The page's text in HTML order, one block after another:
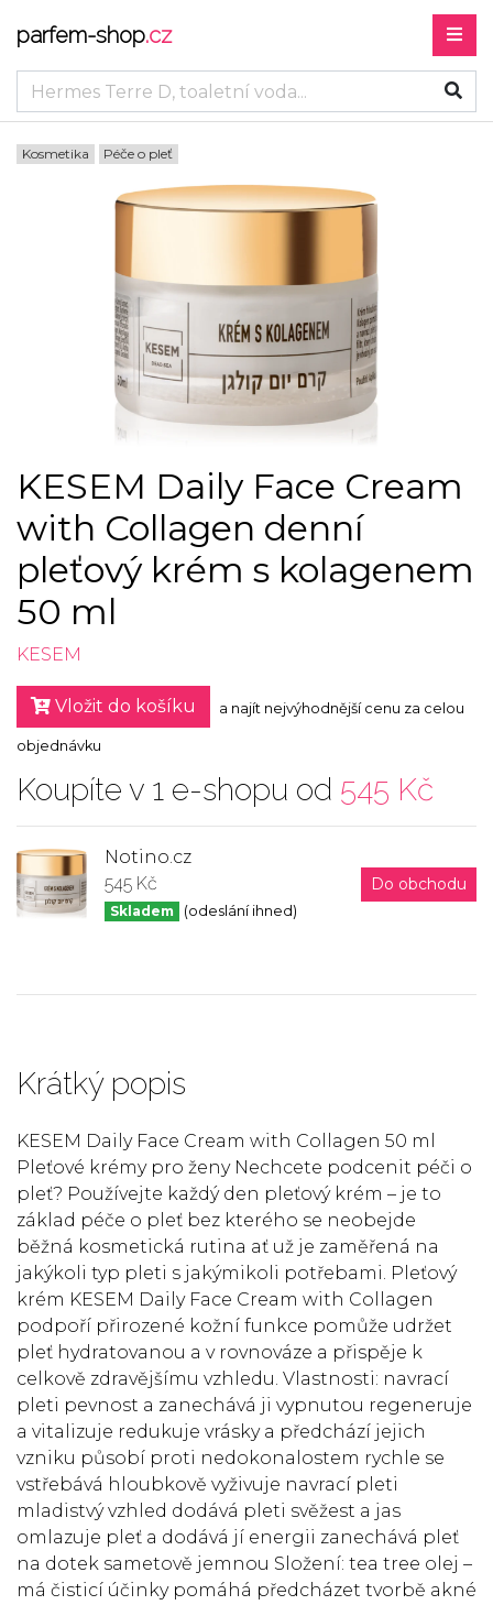
parfem-shop.cz
Kosmetika Péče o pleť
KESEM Daily Face Cream
with Collagen denní
pleťový krém s kolagenem
50 ml
KESEM
Vložit do košíku a najít nejvýhodnější cenu za celou
objednávku
Koupíte v 1 e-shopu od 545 Kč
Notino.cz
545 Kč
Skladem (odeslání ihned)
Do obchodu
Krátký popis
KESEM Daily Face Cream with Collagen 50 ml
Pleťové krémy pro ženy Nechcete podcenit péči o
pleť? Používejte každý den pleťový krém – je to
základ péče o pleť bez kterého se neobejde
běžná kosmetická rutina ať už je zaměřená na
jakýkoli typ pleti s jakýmikoli potřebami. Pleťový
krém KESEM Daily Face Cream with Collagen
podpoří přirozené kožní funkce pomůže udržet
pleť hydratovanou a v rovnováze a přispěje k
celkově zdravějšímu vzhledu. Vlastnosti: navrací
pleti pevnost a zanechává ji vypnutou regeneruje
a vitalizuje redukuje vrásky a předchází jejich
vzniku působí proti nedokonalostem rychle se
vstřebává hloubkově vyživuje navrací pleti
mladistvý vzhled dodává pleti svěžest a jas
omlazuje pleť a dodává jí energii zanechává pleť
na dotek sametově jemnou Složení: tea tree olej –
má čisticí účinky pomáhá předcházet tvorbě akné